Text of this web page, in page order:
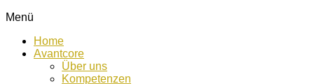
Menü
Home
Avantcore
Über uns
Kompetenzen